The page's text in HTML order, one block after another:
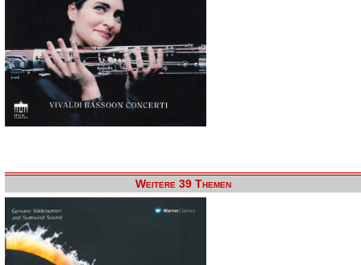
Weitere 39 Themen